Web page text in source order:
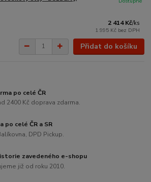
2 414 Kč/ks
1 995 Kč bez DPH
Přidat do košíku
po celé ČR
2400 Kč doprava zdarma.
po celé ČR a SR
DPD Pickup.
zavedeného e-shopu
již od roku 2010.